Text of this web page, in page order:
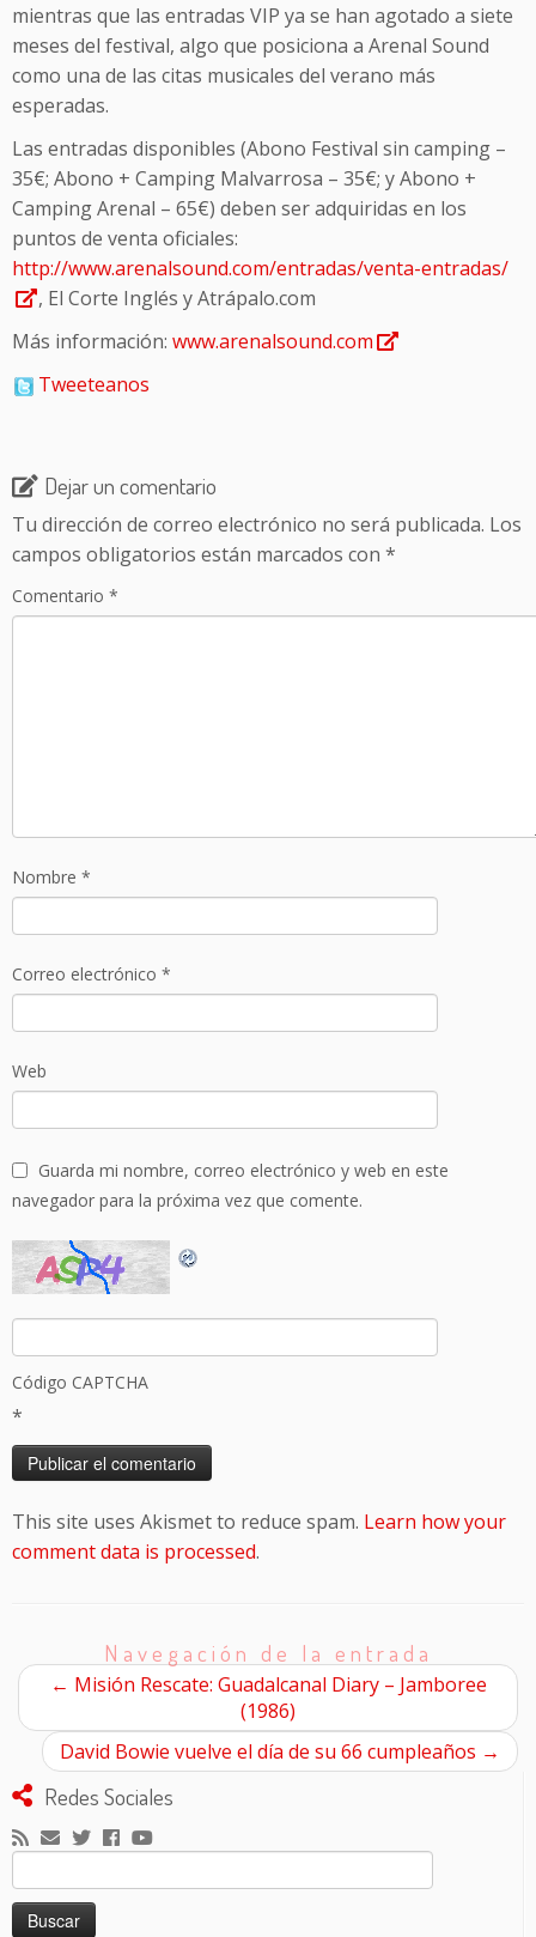
mientras que las entradas VIP ya se han agotado a siete
meses del festival, algo que posiciona a Arenal Sound
como una de las citas musicales del verano más
esperadas.
Las entradas disponibles (Abono Festival sin camping –
35€; Abono + Camping Malvarrosa – 35€; y Abono +
Camping Arenal – 65€) deben ser adquiridas en los
puntos de venta oficiales:
http://www.arenalsound.com/entradas/venta-entradas/
, El Corte Inglés y Atrápalo.com
Más información: www.arenalsound.com
Tweeteanos
Dejar un comentario
Tu dirección de correo electrónico no será publicada. Los
campos obligatorios están marcados con *
Comentario *
Nombre *
Correo electrónico *
Web
Guarda mi nombre, correo electrónico y web en este
navegador para la próxima vez que comente.
Código CAPTCHA
*
This site uses Akismet to reduce spam. Learn how your
comment data is processed.
Navegación de la entrada
← Misión Rescate: Guadalcanal Diary – Jamboree
(1986)
David Bowie vuelve el día de su 66 cumpleaños →
Redes Sociales
Buscar: